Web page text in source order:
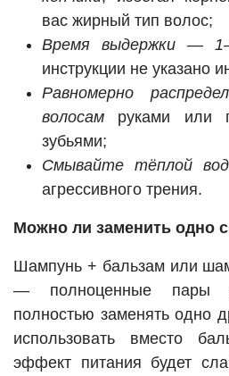
вас жирный тип волос;
Время выдержки —
инструкции не указано
Равномерно
волосам руками или
зубьями;
Смывайте тёплой
агрессивного трения.
Можно ли заменить одно
Шампунь + бальзам или
— полноценные пары
полностью заменять одно
использовать вместо
эффект питания будет